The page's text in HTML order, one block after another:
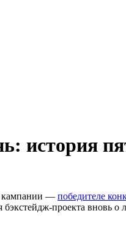
история
кампании — победителе
проекта вновь